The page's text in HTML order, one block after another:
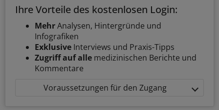
Ihre Vorteile des kostenlosen Login:
MehrAnalysen, Hintergründe und
Infografiken
Exklusive Interviews und Praxis-Tipps
Zugriff auf alle medizinischen Berichte und
Kommentare
Voraussetzungen für den Zugang